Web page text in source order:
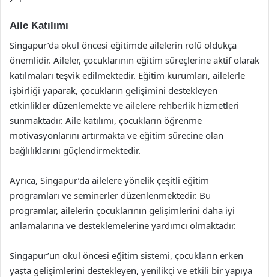
Aile Katılımı
Singapur’da okul öncesi eğitimde ailelerin rolü oldukça
önemlidir. Aileler, çocuklarının eğitim süreçlerine aktif olarak
katılmaları teşvik edilmektedir. Eğitim kurumları, ailelerle
işbirliği yaparak, çocukların gelişimini destekleyen
etkinlikler düzenlemekte ve ailelere rehberlik hizmetleri
sunmaktadır. Aile katılımı, çocukların öğrenme
motivasyonlarını artırmakta ve eğitim sürecine olan
bağlılıklarını güçlendirmektedir.
Ayrıca, Singapur’da ailelere yönelik çeşitli eğitim
programları ve seminerler düzenlenmektedir. Bu
programlar, ailelerin çocuklarının gelişimlerini daha iyi
anlamalarına ve desteklemelerine yardımcı olmaktadır.
Singapur’un okul öncesi eğitim sistemi, çocukların erken
yaşta gelişimlerini destekleyen, yenilikçi ve etkili bir yapıya